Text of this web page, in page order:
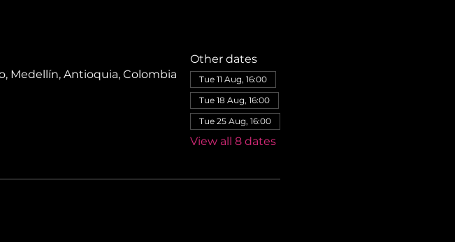
Medellín, Antioquia, Colombia
Other dates
Tue 11 Aug, 16:00
Tue 18 Aug, 16:00
Tue 25 Aug, 16:00
View all 8 dates